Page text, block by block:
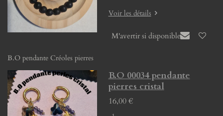
Voir les détails
M'avertir si disponible
B.O pendante Créoles pierres
B.O 00034 pendante
pierres cristal
16,00 €